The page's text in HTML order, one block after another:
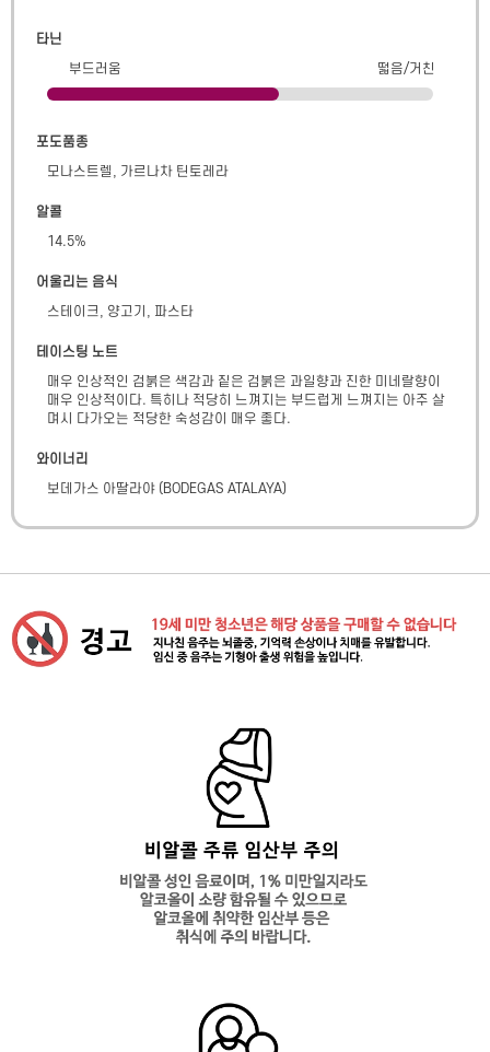
타닌
부드러움
떫음/거친
포도품종
모나스트렐, 가르나차 틴토레라
알콜
14.5%
어울리는 음식
스테이크, 양고기, 파스타
테이스팅 노트
매우 인상적인 검붉은 색감과 짙은 검붉은 과일향과 진한 미네랄향이
매우 인상적이다. 특히나 적당히 느껴지는 부드럽게 느껴지는 아주 살
며시 다가오는 적당한 숙성감이 매우 좋다.
와이너리
보데가스 아딸라야 ( BODEGAS ATALAYA)